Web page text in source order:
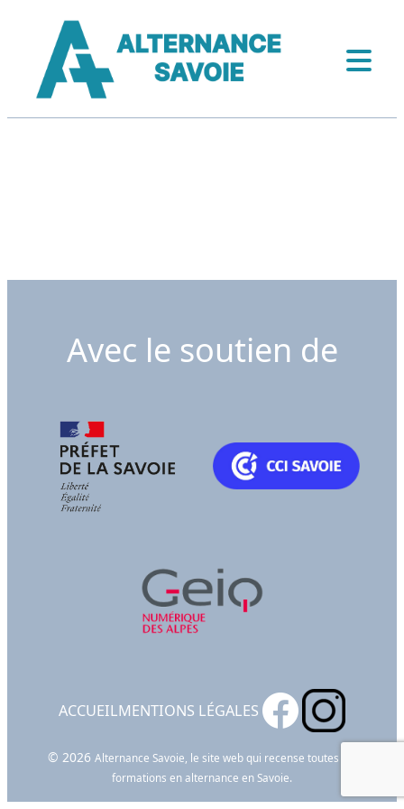
Avec le soutien de
ACCUEILMENTIONS LÉGALES
© 2026 Alternance Savoie, le site web qui recense toutes les
formations en alternance en Savoie.